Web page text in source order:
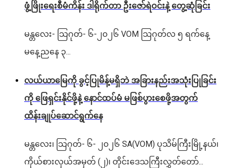
ဖွံ့ဖြိုးရေးစီမံကိန်း ဒါရိုက်တာ ဦးဇော်ရဲဝင်းနဲ့ တွေ့ဆုံခြင်း
မန္တလေး- သြဂုတ်- ၆-၂၀၂၆ VOM သြဂုတ်လ ၅ ရက်နေ့
မနေ့ညနေ ၃...
လယ်ယာမြေကို ခွင့်ပြုမိန့်မရှိဘဲ အခြားနည်းအသုံးပြုခြင်း
ကို ဖြေရှင်းနိုင်ဖို့နဲ့ နောင်ထပ်မံ မဖြစ်ပွားစေဖို့အတွက်
ထိန်းချုပ်ဆောင်ရွက်နေ
မန္တလေး၊ သြဂုတ်- ၆- ၂၀၂၆ SA(VOM) ပုသိမ်ကြီးမြို့နယ်၊
ကိုယ်စားလှယ်အမှတ် (၂)၊ တိုင်းဒေသကြီးလွှတ်တော်...